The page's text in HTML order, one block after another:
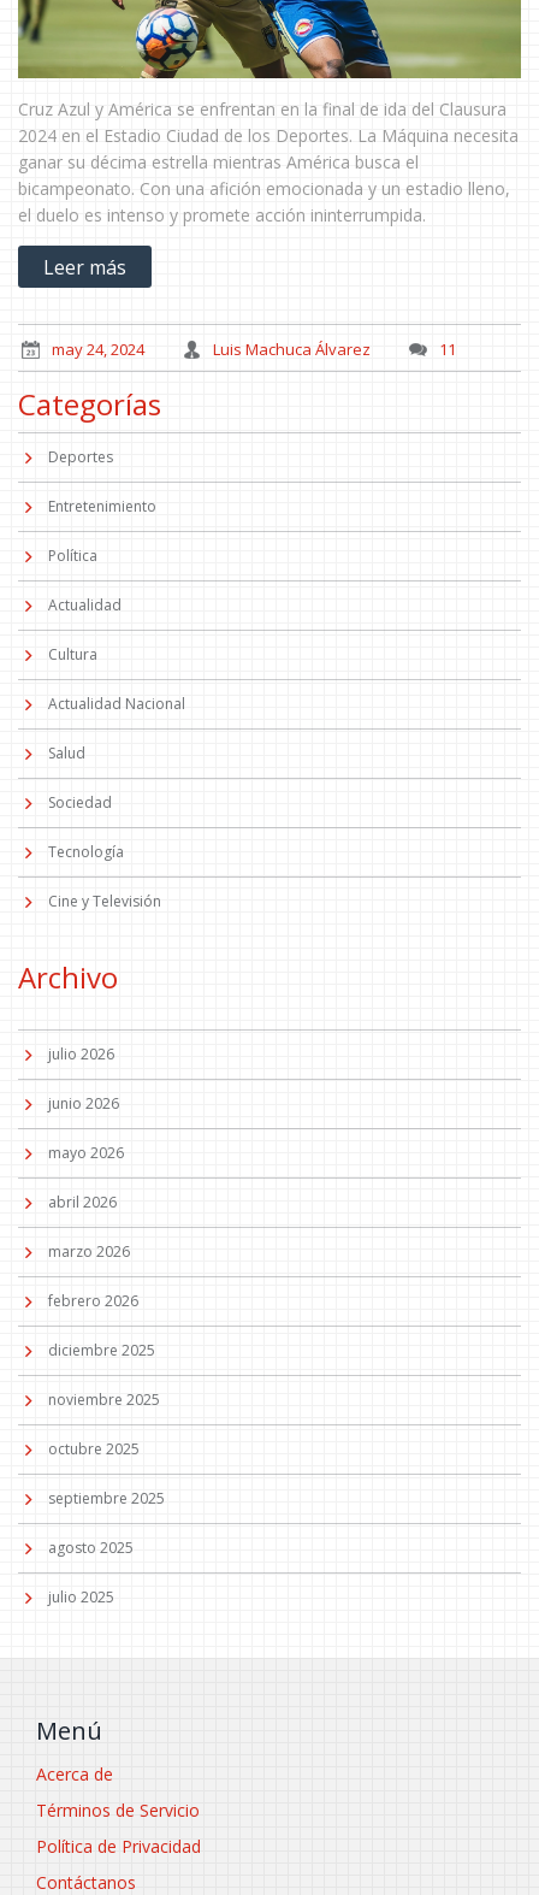
Cruz Azul y América se enfrentan en la final de ida del Clausura
2024 en el Estadio Ciudad de los Deportes. La Máquina necesita
ganar su décima estrella mientras América busca el
bicampeonato. Con una afición emocionada y un estadio lleno,
el duelo es intenso y promete acción ininterrumpida.
Leer más
may 24, 2024 Luis Machuca Álvarez 11
Categorías
Deportes
Entretenimiento
Política
Actualidad
Cultura
Actualidad Nacional
Salud
Sociedad
Tecnología
Cine y Televisión
Archivo
julio 2026
junio 2026
mayo 2026
abril 2026
marzo 2026
febrero 2026
diciembre 2025
noviembre 2025
octubre 2025
septiembre 2025
agosto 2025
julio 2025
Menú
Acerca de
Términos de Servicio
Política de Privacidad
Contáctanos